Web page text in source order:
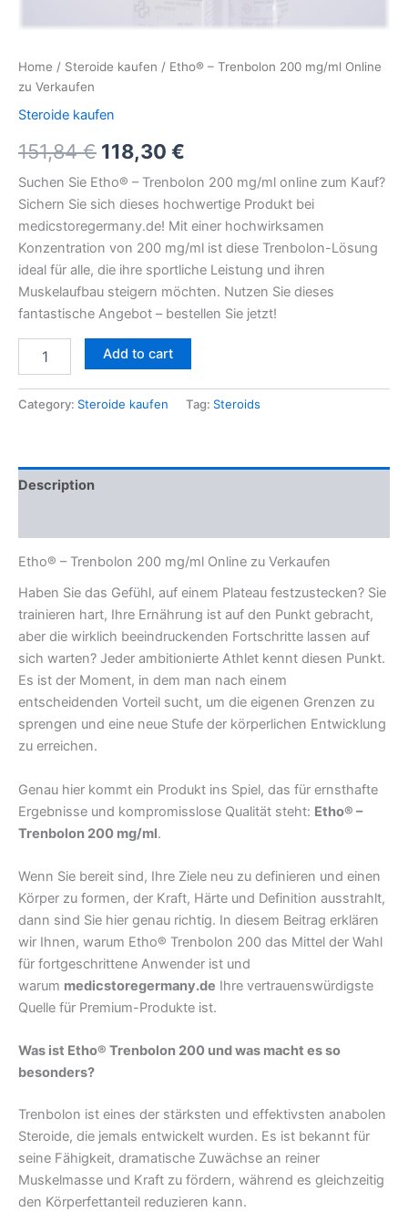
Home / Steroide kaufen / Etho® – Trenbolon 200 mg/ml Online
zu Verkaufen
Steroide kaufen
151,84€ 118,30 €
Suchen Sie Etho® – Trenbolon 200 mg/ml online zum Kauf?
Sichern Sie sich dieses hochwertige Produkt bei
medicstoregermany.de! Mit einer hochwirksamen
Konzentration von 200 mg/ml ist diese Trenbolon-Lösung
ideal für alle, die ihre sportliche Leistung und ihren
Muskelaufbau steigern möchten. Nutzen Sie dieses
fantastische Angebot – bestellen Sie jetzt!
Add to cart
Category: Steroide kaufen Tag: Steroids
Description
Etho® – Trenbolon 200 mg/ml Online zu Verkaufen
Haben Sie das Gefühl, auf einem Plateau festzustecken? Sie
trainieren hart, Ihre Ernährung ist auf den Punkt gebracht,
aber die wirklich beeindruckenden Fortschritte lassen auf
sich warten? Jeder ambitionierte Athlet kennt diesen Punkt.
Es ist der Moment, in dem man nach einem
entscheidenden Vorteil sucht, um die eigenen Grenzen zu
sprengen und eine neue Stufe der körperlichen Entwicklung
zu erreichen.
Genau hier kommt ein Produkt ins Spiel, das für ernsthafte
Ergebnisse und kompromisslose Qualität steht: Etho® –
Trenbolon 200 mg/ml.
Wenn Sie bereit sind, Ihre Ziele neu zu definieren und einen
Körper zu formen, der Kraft, Härte und Definition ausstrahlt,
dann sind Sie hier genau richtig. In diesem Beitrag erklären
wir Ihnen, warum Etho® Trenbolon 200 das Mittel der Wahl
für fortgeschrittene Anwender ist und
warum medicstoregermany.de Ihre vertrauenswürdigste
Quelle für Premium-Produkte ist.
Was ist Etho® Trenbolon 200 und was macht es so
besonders?
Trenbolon ist eines der stärksten und effektivsten anabolen
Steroide, die jemals entwickelt wurden. Es ist bekannt für
seine Fähigkeit, dramatische Zuwächse an reiner
Muskelmasse und Kraft zu fördern, während es gleichzeitig
den Körperfettanteil reduzieren kann.